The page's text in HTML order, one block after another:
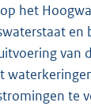
het
te